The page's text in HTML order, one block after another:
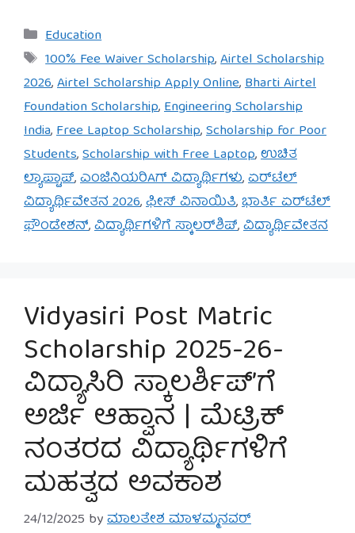
Categories
Education
Tags
100% Fee Waiver Scholarship,Airtel Scholarship
2026,Airtel Scholarship Apply Online,Bharti Airtel
Foundation Scholarship,Engineering Scholarship
India,Free Laptop Scholarship,Scholarship for Poor
Students,Scholarship with Free Laptop,ಉಚಿತ
ಲ್ಯಾಪ್ಟಾಪ್,ಎಂಜಿನಿಯರಿAಗ್ ವಿದ್ಯಾರ್ಥಿಗಳು,ಏರ್‌ಟೆಲ್
ವಿದ್ಯಾರ್ಥಿವೇತನ 2026,ಫೀಸ್ ವಿನಾಯಿತಿ,ಭಾರ್ತಿ ಏರ್‌ಟೆಲ್
ಫೌಂಡೇಶನ್,ವಿದ್ಯಾರ್ಥಿಗಳಿಗೆ ಸ್ಕಾಲರ್‌ಶಿಪ್,ವಿದ್ಯಾರ್ಥಿವೇತನ
Vidyasiri Post Matric
Scholarship 2025-26-
ವಿದ್ಯಾಸಿರಿ ಸ್ಕಾಲರ್ಶಿಪ್’ಗೆ
ಅರ್ಜಿ ಆಹ್ವಾನ | ಮೆಟ್ರಿಕ್
ನಂತರದ ವಿದ್ಯಾರ್ಥಿಗಳಿಗೆ
ಮಹತ್ವದ ಅವಕಾಶ
24/12/2025 byಮಾಲತೇಶ ಮಾಳಮ್ಮನವರ್